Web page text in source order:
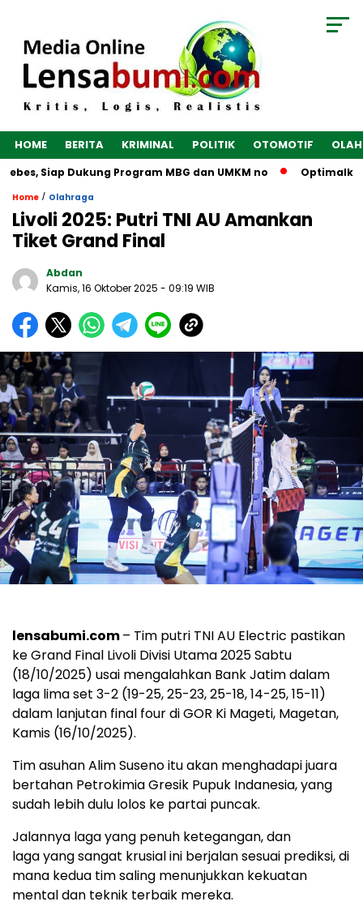
HOME BERITA KRIMINAL POLITIK OTOMOTIF
Siap Dukung Program MBG dan UMKM no Optimalkan
Home / Olahraga
Livoli 2025: Putri TNI AU Amankan
Tiket Grand Final
Abdan
Kamis, 16 Oktober 2025 - 09:19 WIB
lensabumi.com– Tim putri TNI AU Electric pastikan
ke Grand Final Livoli Divisi Utama 2025 Sabtu
(18/10/2025) usai mengalahkan Bank Jatim dalam
laga lima set 3-2 (19-25, 25-23, 25-18, 14-25, 15-11)
dalam lanjutan final four di GOR Ki Mageti, Magetan,
Kamis (16/10/2025).
Tim asuhan Alim Suseno itu akan menghadapi juara
bertahan Petrokimia Gresik Pupuk Indanesia, yang
sudah lebih dulu lolos ke partai puncak.
Jalannya laga yang penuh ketegangan, dan
​laga yang sangat krusial ini berjalan sesuai prediksi, di
mana kedua tim saling menunjukkan kekuatan
mental dan teknik terbaik mereka.